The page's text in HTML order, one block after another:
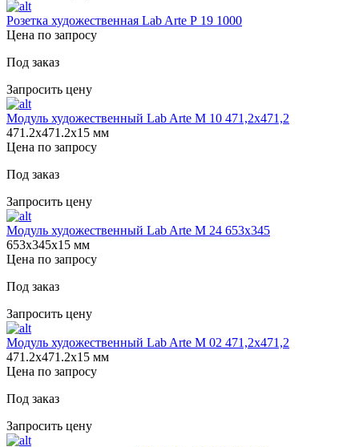
Розетка художественная Lab Arte Р 19 1000
Цена по запросу
Под заказ
Запросить цену
Модуль художественный Lab Arte М 10 471,2х471,2
471.2х471.2х15 мм
Цена по запросу
Под заказ
Запросить цену
Модуль художественный Lab Arte М 24 653х345
653х345х15 мм
Цена по запросу
Под заказ
Запросить цену
Модуль художественный Lab Arte М 02 471,2х471,2
471.2х471.2х15 мм
Цена по запросу
Под заказ
Запросить цену